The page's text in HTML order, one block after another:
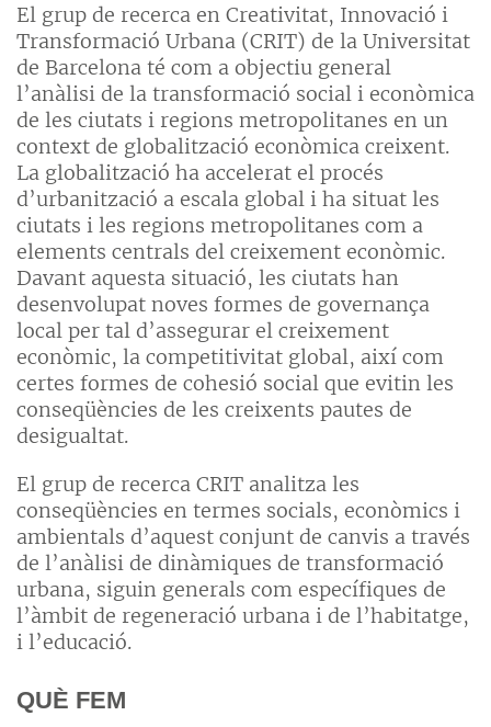
El grup de recerca en Creativitat, Innovació i
Transformació Urbana (CRIT) de la Universitat
de Barcelona té com a objectiu general
l’anàlisi de la transformació social i econòmica
de les ciutats i regions metropolitanes en un
context de globalització econòmica creixent.
La globalització ha accelerat el procés
d’urbanització a escala global i ha situat les
ciutats i les regions metropolitanes com a
elements centrals del creixement econòmic.
Davant aquesta situació, les ciutats han
desenvolupat noves formes de governança
local per tal d’assegurar el creixement
econòmic, la competitivitat global, així com
certes formes de cohesió social que evitin les
conseqüències de les creixents pautes de
desigualtat.
El grup de recerca CRIT analitza les
conseqüències en termes socials, econòmics i
ambientals d’aquest conjunt de canvis a través
de l’anàlisi de dinàmiques de transformació
urbana, siguin generals com específiques de
l’àmbit de regeneració urbana i de l’habitatge,
i l’educació.
QUÈ FEM